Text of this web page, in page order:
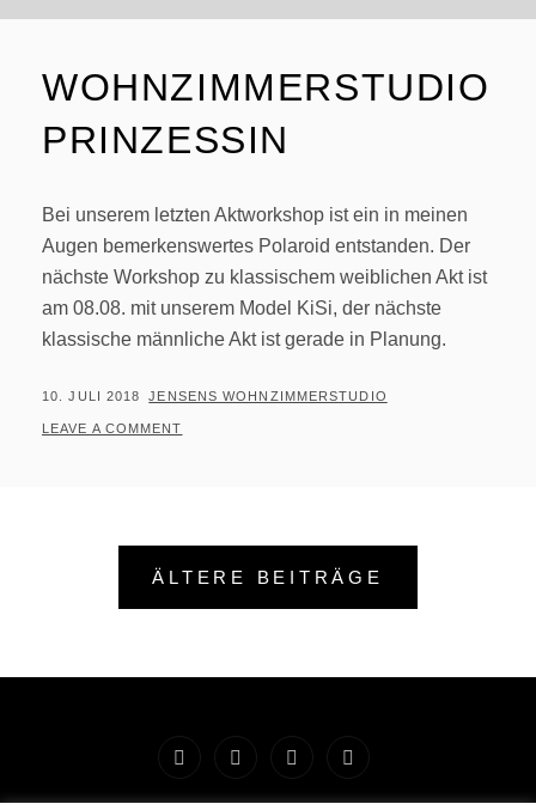
WOHNZIMMERSTUDIO
PRINZESSIN
Bei unserem letzten Aktworkshop ist ein in meinen
Augen bemerkenswertes Polaroid entstanden. Der
nächste Workshop zu klassischem weiblichen Akt ist
am 08.08. mit unserem Model KiSi, der nächste
klassische männliche Akt ist gerade in Planung.
POSTED
ON
10. JULI 2018 BY
JENSENS WOHNZIMMERSTUDIO
LEAVE A COMMENT
Beitragsnavigation
ÄLTERE BEITRÄGE